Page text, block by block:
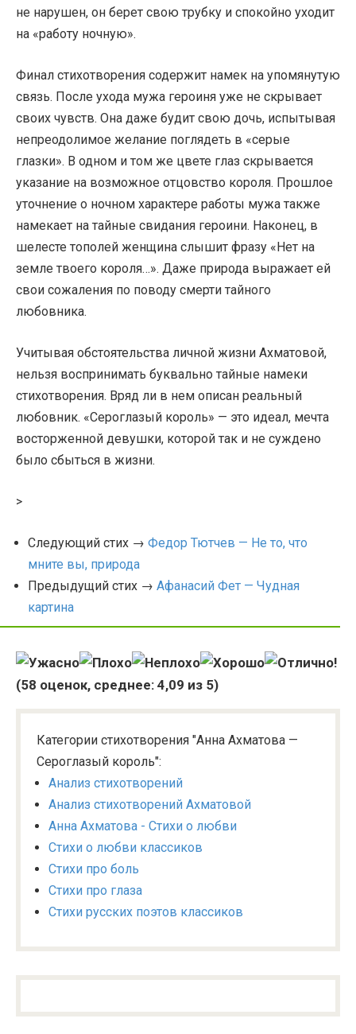
не нарушен, он берет свою трубку и спокойно уходит
на «работу ночную».
Финал стихотворения содержит намек на упомянутую
связь. После ухода мужа героиня уже не скрывает
своих чувств. Она даже будит свою дочь, испытывая
непреодолимое желание поглядеть в «серые
глазки». В одном и том же цвете глаз скрывается
указание на возможное отцовство короля. Прошлое
уточнение о ночном характере работы мужа также
намекает на тайные свидания героини. Наконец, в
шелесте тополей женщина слышит фразу «Нет на
земле твоего короля…». Даже природа выражает ей
свои сожаления по поводу смерти тайного
любовника.
Учитывая обстоятельства личной жизни Ахматовой,
нельзя воспринимать буквально тайные намеки
стихотворения. Вряд ли в нем описан реальный
любовник. «Сероглазый король» — это идеал, мечта
восторженной девушки, которой так и не суждено
было сбыться в жизни.
>
Следующий стих → Федор Тютчев — Не то, что
мните вы, природа
Предыдущий стих → Афанасий Фет — Чудная
картина
(58 оценок, среднее: 4,09 из 5)
Категории стихотворения "Анна Ахматова —
Сероглазый король":
Анализ стихотворений
Анализ стихотворений Ахматовой
Анна Ахматова - Стихи о любви
Стихи о любви классиков
Стихи про боль
Стихи про глаза
Стихи русских поэтов классиков